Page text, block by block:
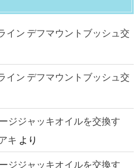
イン デフマウントブッシュ交
イン デフマウントブッシュ交
ジジャッキオイルを交換す
キ より
ジジャッキオイルを交換す